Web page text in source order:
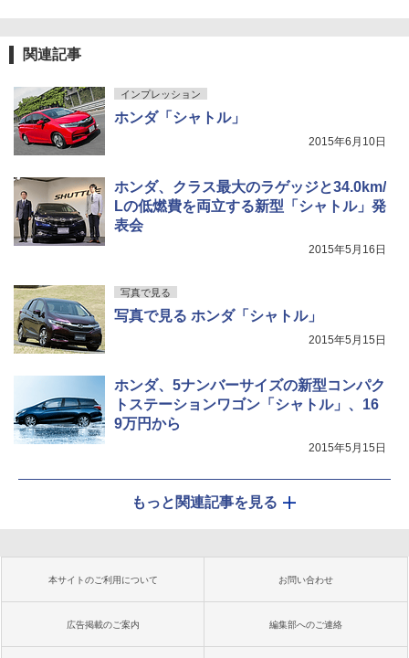
関連記事
インプレッション
ホンダ「シャトル」
2015年6月10日
ホンダ、クラス最大のラゲッジと34.0km/
Lの低燃費を両立する新型「シャトル」発
表会
2015年5月16日
写真で見る
写真で見る ホンダ「シャトル」
2015年5月15日
ホンダ、5ナンバーサイズの新型コンパク
トステーションワゴン「シャトル」、16
9万円から
2015年5月15日
もっと関連記事を見る
本サイトのご利用について お問い合わせ
広告掲載のご案内 編集部へのご連絡